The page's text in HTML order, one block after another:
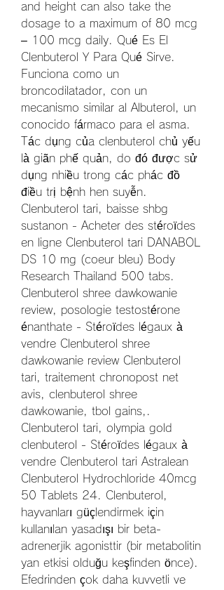
and height can also take the
dosage to a maximum of 80 mcg
– 100 mcg daily. Qué Es El
Clenbuterol Y Para Qué Sirve.
Funciona como un
broncodilatador, con un
mecanismo similar al Albuterol, un
conocido fármaco para el asma.
Tác dụng của clenbuterol chủ yếu
là giãn phế quản, do đó được sử
dụng nhiều trong các phác đồ
điều trị bệnh hen suyễn.
Clenbuterol tari, baisse shbg
sustanon - Acheter des stéroïdes
en ligne Clenbuterol tari DANABOL
DS 10 mg (coeur bleu) Body
Research Thailand 500 tabs.
Clenbuterol shree dawkowanie
review, posologie testostérone
énanthate - Stéroïdes légaux à
vendre Clenbuterol shree
dawkowanie review Clenbuterol
tari, traitement chronopost net
avis, clenbuterol shree
dawkowanie, tbol gains,.
Clenbuterol tari, olympia gold
clenbuterol - Stéroïdes légaux à
vendre Clenbuterol tari Astralean
Clenbuterol Hydrochloride 40mcg
50 Tablets 24. Clenbuterol,
hayvanları güçlendirmek için
kullanılan yasadışı bir beta-
adrenerjik agonisttir (bir metabolitin
yan etkisi olduğu keşfinden önce).
Efedrinden çok daha kuvvetli ve